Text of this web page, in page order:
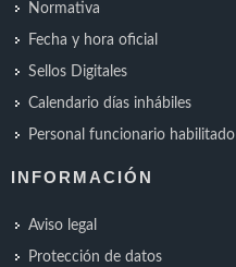
Normativa
Fecha y hora oficial
Sellos Digitales
Calendario días inhábiles
Personal funcionario habilitado
INFORMACIÓN
Aviso legal
Protección de datos